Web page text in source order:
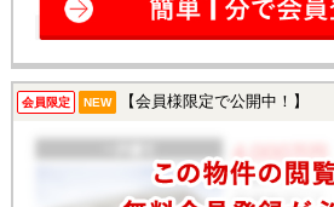
会員限定 NEW 【会員様限定で公開中！】